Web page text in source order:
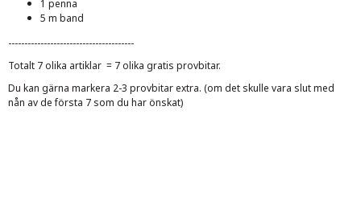
1 penna
5 m band
---------------------------------------
Totalt 7 olika artiklar = 7 olika gratis provbitar.
Du kan gärna markera 2-3 provbitar extra. (om det skulle vara slut med
nån av de första 7 som du har önskat)